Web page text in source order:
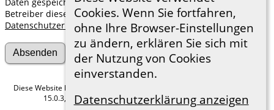
Cookies. Wenn Sie fortfahren,
ohne Ihre Browser-Einstellungen
zu ändern, erklären Sie sich mit
der Nutzung von Cookies
einverstanden.
Datenschutzerklärung anzeigen
Betreiber dieser Website bitten kann, diese Daten zu löschen.
Datenschutzerklärung
Diese Website läuft mit
15.0.3, programmiert von Darrin Lythgoe © 2001-2026.